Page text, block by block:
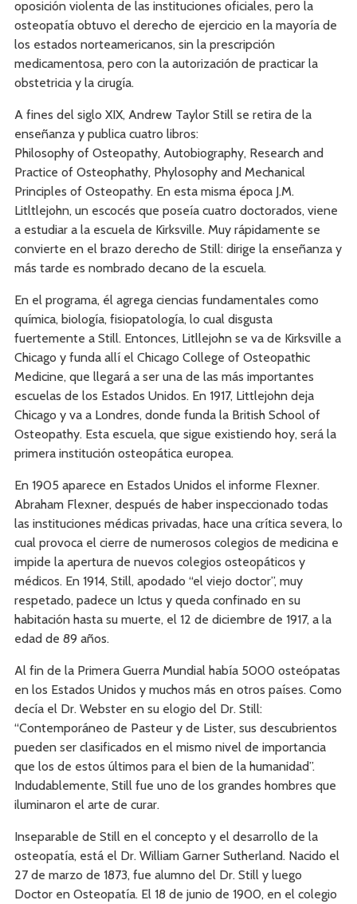
oposición violenta de las instituciones oficiales, pero la
osteopatía obtuvo el derecho de ejercicio en la mayoría de
los estados norteamericanos, sin la prescripción
medicamentosa, pero con la autorización de practicar la
obstetricia y la cirugía.
A fines del siglo XIX, Andrew Taylor Still se retira de la
enseñanza y publica cuatro libros:
Philosophy of Osteopathy, Autobiography, Research and
Practice of Osteophathy, Phylosophy and Mechanical
Principles of Osteopathy. En esta misma época J.M.
Litltlejohn, un escocés que poseía cuatro doctorados, viene
a estudiar a la escuela de Kirksville. Muy rápidamente se
convierte en el brazo derecho de Still: dirige la enseñanza y
más tarde es nombrado decano de la escuela.
En el programa, él agrega ciencias fundamentales como
química, biología, fisiopatología, lo cual disgusta
fuertemente a Still. Entonces, Litllejohn se va de Kirksville a
Chicago y funda allí el Chicago College of Osteopathic
Medicine, que llegará a ser una de las más importantes
escuelas de los Estados Unidos. En 1917, Littlejohn deja
Chicago y va a Londres, donde funda la British School of
Osteopathy. Esta escuela, que sigue existiendo hoy, será la
primera institución osteopática europea.
En 1905 aparece en Estados Unidos el informe Flexner.
Abraham Flexner, después de haber inspeccionado todas
las instituciones médicas privadas, hace una crítica severa, lo
cual provoca el cierre de numerosos colegios de medicina e
impide la apertura de nuevos colegios osteopáticos y
médicos. En 1914, Still, apodado “el viejo doctor”, muy
respetado, padece un Ictus y queda confinado en su
habitación hasta su muerte, el 12 de diciembre de 1917, a la
edad de 89 años.
Al fin de la Primera Guerra Mundial había 5000 osteópatas
en los Estados Unidos y muchos más en otros países. Como
decía el Dr. Webster en su elogio del Dr. Still:
“Contemporáneo de Pasteur y de Lister, sus descubrientos
pueden ser clasificados en el mismo nivel de importancia
que los de estos últimos para el bien de la humanidad”.
Indudablemente, Still fue uno de los grandes hombres que
iluminaron el arte de curar.
Inseparable de Still en el concepto y el desarrollo de la
osteopatía, está el Dr. William Garner Sutherland. Nacido el
27 de marzo de 1873, fue alumno del Dr. Still y luego
Doctor en Osteopatía. El 18 de junio de 1900, en el colegio